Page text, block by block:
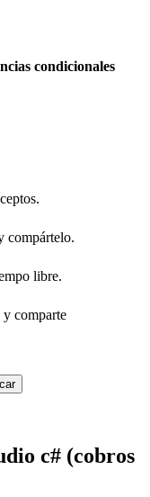
condicionales
compártelo.
libre.
y comparte
c# (cobros